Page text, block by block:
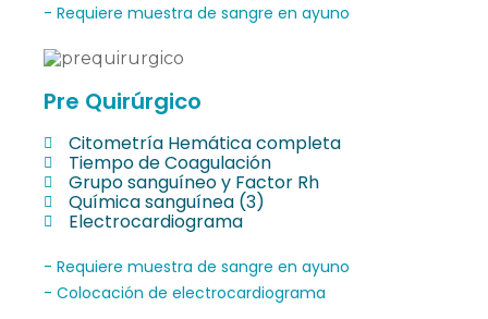
- Requiere muestra de sangre en ayuno
Pre Quirúrgico
Citometría Hemática completa
Tiempo de Coagulación
Grupo sanguíneo y Factor Rh
Química sanguínea (3)
Electrocardiograma
- Requiere muestra de sangre en ayuno
- Colocación de electrocardiograma